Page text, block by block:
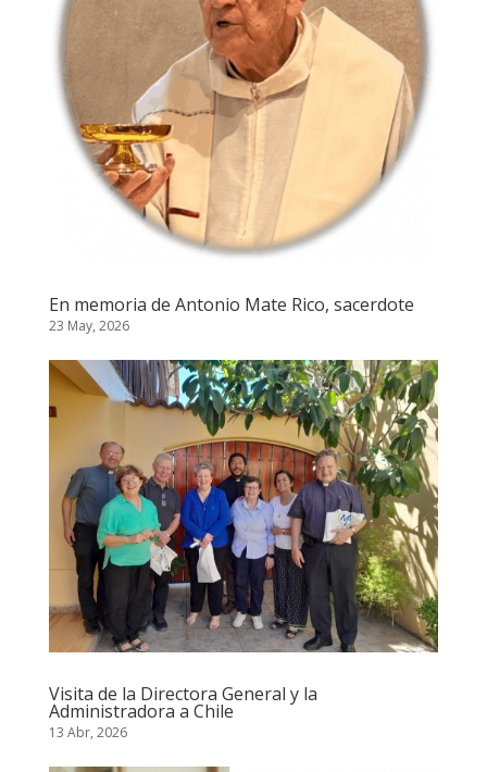
En memoria de Antonio Mate Rico, sacerdote
23 May, 2026
Visita de la Directora General y la
Administradora a Chile
13 Abr, 2026